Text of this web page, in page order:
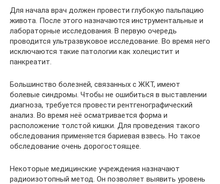
Для начала врач должен провести глубокую пальпацию
живота. После этого назначаются инструментальные и
лабораторные исследования. В первую очередь
проводится ультразвуковое исследование. Во время него
исключаются такие патологии как холецистит и
панкреатит.
Большинство болезней, связанных с ЖКТ, имеют
болевые синдромы. Чтобы не ошибиться в выставлении
диагноза, требуется провести рентгенографический
анализ. Во время неё осматривается форма и
расположение толстой кишки. Для проведения такого
обследования применяется бариевая взвесь. Но такое
обследование очень дорогостоящее.
Некоторые медицинские учреждения назначают
радиоизотопный метод. Он позволяет выявить уровень